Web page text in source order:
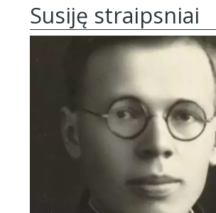
Susiję straipsniai